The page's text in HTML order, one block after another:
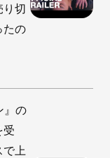
り切
たの
』の
受
上